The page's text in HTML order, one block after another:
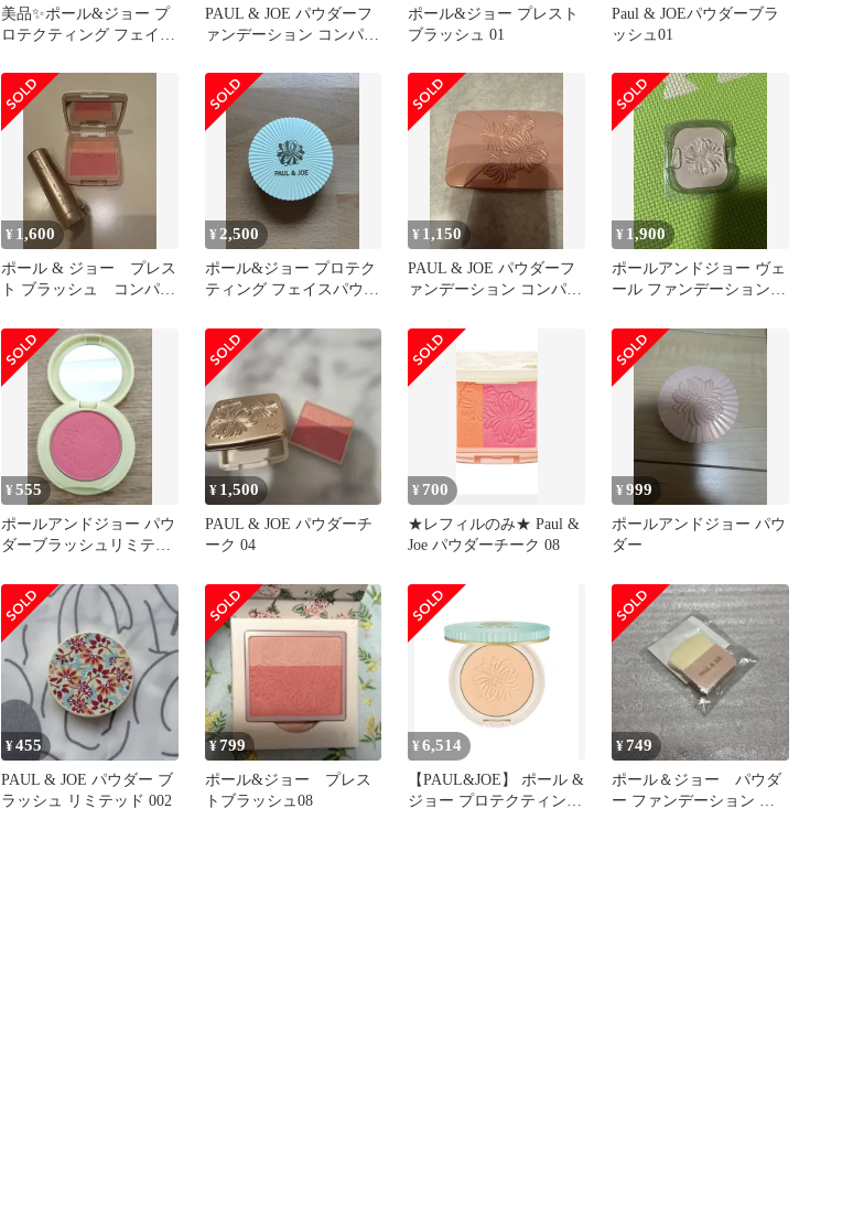
美品✨ポール&ジョー プ
ロテクティング フェイス
PAUL & JOE パウダーフ
ァンデーション コンパク
ポール&ジョー プレスト
ブラッシュ 01
Paul & JOEパウダーブラ
ッシュ01
¥ 1,600
ポール & ジョー プレス
ト ブラッシュ コンパク
ト
¥2,500
ポール&ジョー プロテク
ティング フェイスパウダ
¥ 1,150
PAUL & JOE パウダーフ
ァンデーション コンパク
¥ 1,900
ポールアンドジョー ヴェ
ール ファンデーション N
¥555
ポールアンドジョー パウ
ダーブラッシュリミテッ
¥ 1,500
PAUL & JOE パウダーチ
ーク 04
¥ 700
★レフィルのみ★ Paul &
Joe パウダーチーク 08
¥999
ポールアンドジョー パウ
ダー
¥455
PAUL & JOE パウダー ブ
ラッシュ リミテッド 002
¥799
ポール&ジョー プレス
トブラッシュ08
¥ 6,514
【PAUL&JOE】 ポール &
ジョー プロテクティング
¥749
ポール＆ジョー パウダ
ー ファンデーション ブ